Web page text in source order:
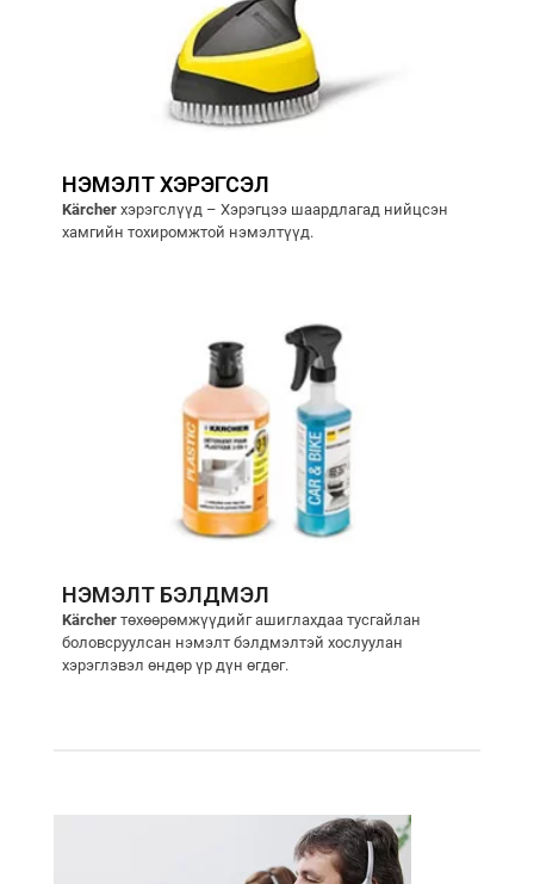
НЭМЭЛТ ХЭРЭГСЭЛ
Kärcher хэрэгслүүд – Хэрэгцээ шаардлагад нийцсэн
хамгийн тохиромжтой нэмэлтүүд.
НЭМЭЛТ БЭЛДМЭЛ
Kärcher төхөөрөмжүүдийг ашиглахдаа тусгайлан
боловсруулсан нэмэлт бэлдмэлтэй хослуулан
хэрэглэвэл өндөр үр дүн өгдөг.